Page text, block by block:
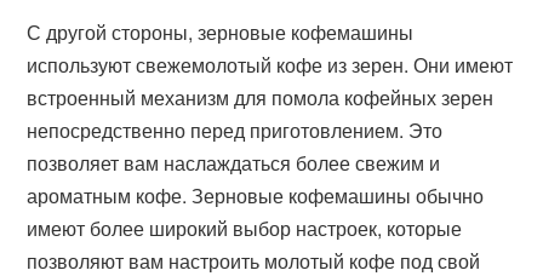
С другой стороны, зерновые кофемашины
используют свежемолотый кофе из зерен. Они имеют
встроенный механизм для помола кофейных зерен
непосредственно перед приготовлением. Это
позволяет вам наслаждаться более свежим и
ароматным кофе. Зерновые кофемашины обычно
имеют более широкий выбор настроек, которые
позволяют вам настроить молотый кофе под свой